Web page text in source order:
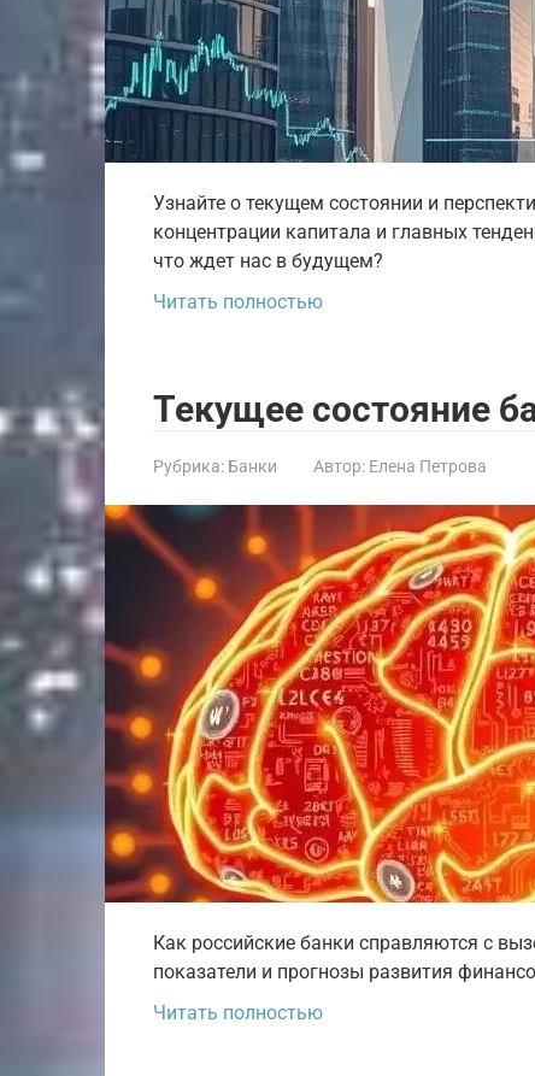
Узнайте о текущем состоянии и
концентрации капитала и главных
что ждет нас в будущем?
Читать полностью
Текущее состояние
Рубрика: Банки Автор: Елена Петрова
Как российские банки справляются с
показатели и прогнозы развития
Читать полностью